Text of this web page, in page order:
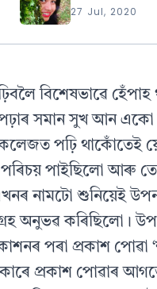
27 Jul, 2020
বিশেষভাৱে
সমান সুখ আন একো
পঢ়ি থাকোঁতেই
পৰিচয় পাইছিলো আৰু
নামটো শুনিয়েই
অনুভৱ কৰিছিলো।
পৰা প্ৰকাশ পোৱা
প্ৰকাশ পোৱাৰ